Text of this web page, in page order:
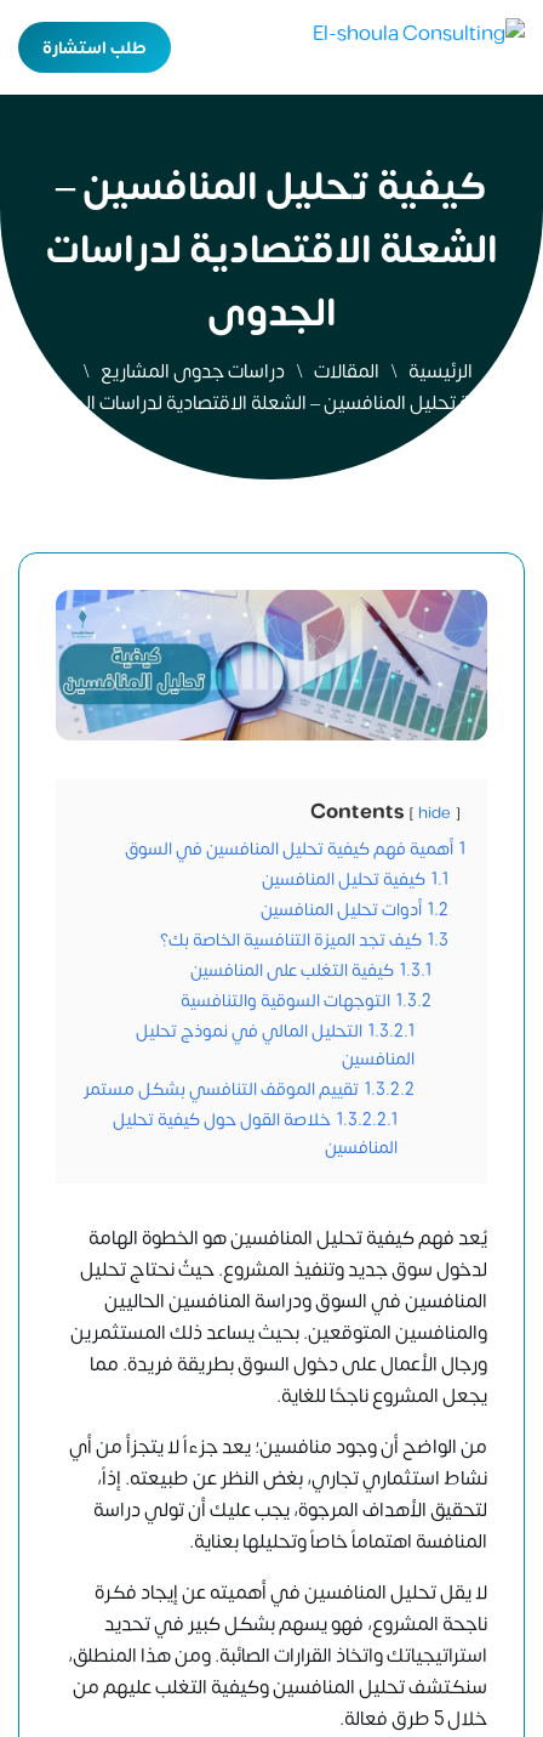
طلب استشارة
كيفية تحليل المنافسين –
الشعلة الاقتصادية لدراسات
الجدوى
الرئيسية المقالات
دراسات جدوى المشاريع
كيفية تحليل المنافسين – الشعلة الاقتصادية لدراسات الجدوى
Contents hide
1 أهمية فهم كيفية تحليل المنافسين في السوق
1.1 كيفية تحليل المنافسين
1.2 أدوات تحليل المنافسين
1.3 كيف تجد الميزة التنافسية الخاصة بك؟
1.3.1 كيفية التغلب على المنافسين
1.3.2 التوجهات السوقية والتنافسية
1.3.2.1 التحليل المالي في نموذج تحليل
المنافسين
1.3.2.2 تقييم الموقف التنافسي بشكل مستمر
1.3.2.2.1 خلاصة القول حول كيفية تحليل
المنافسين
يُعد فهم كيفية تحليل المنافسين هو الخطوة الهامة
لدخول سوق جديد وتنفيذ المشروع. حيثُ نحتاج تحليل
المنافسين في السوق ودراسة المنافسين الحاليين
والمنافسين المتوقعين. بحيث يساعد ذلك المستثمرين
ورجال الأعمال على دخول السوق بطريقة فريدة. مما
يجعل المشروع ناجحًا للغاية.
من الواضح أن وجود منافسين؛ يعد جزءاً لا يتجزأ من أي
نشاط استثماري تجاري، بغض النظر عن طبيعته. إذاً،
لتحقيق الأهداف المرجوة، يجب عليك أن تولي دراسة
المنافسة اهتماماً خاصاً وتحليلها بعناية.
لا يقل تحليل المنافسين في أهميته عن إيجاد فكرة
ناجحة المشروع، فهو يسهم بشكل كبير في تحديد
استراتيجياتك واتخاذ القرارات الصائبة. ومن هذا المنطلق،
سنكتشف تحليل المنافسين وكيفية التغلب عليهم من
خلال 5 طرق فعالة.